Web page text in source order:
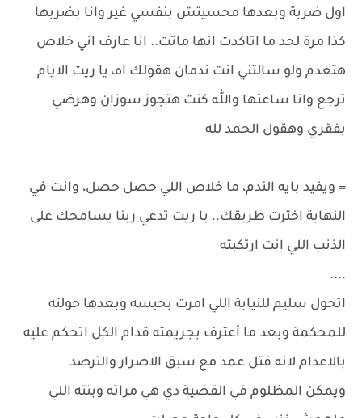
اول ضربة وبعدها محسيتش بنفسي غير وانا بضربها
كذا مرة لحد ما اتاكدت انها ماتت.. انا عارف اني خلاص
هتعدم ولو سالتني انت ندمان هقولك اه، يا ريت الايام
ترجع وانا ساعتها والله كنت هتجوز سوزان وهرضي
بفقري وهقول الحمد لله
= ويفيد بايه الندم، ما خلاص اللي حصل حصل، وانت في
النهاية اخترت طريقك.. يا ريت تدعي ربنا يسامحك على
الذنب اللي انت ارتكبته
....
اتحول سليم للنيابة اللي امرت بحبسه وبعدها حولته
للمحكمة وبعد ما أعترف بجريمته قدام الكل اتحكم عليه
بالاعدام لانه قتل عمد مع سبق الاصرار والترصد
ويمكن المظلوم في القضية دي هي مراته وبنته اللي